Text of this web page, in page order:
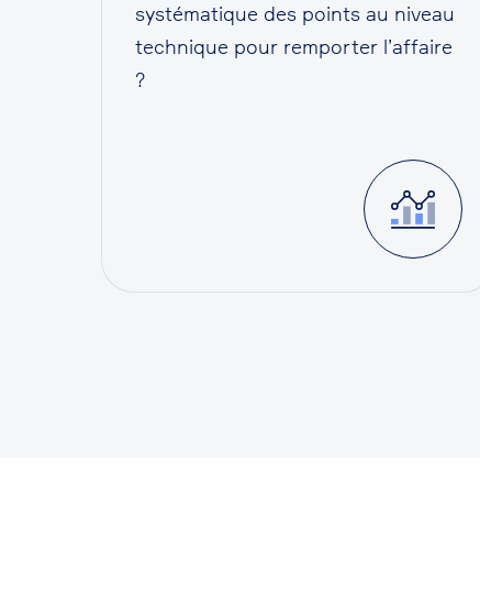
systématique des points au niveau
technique pour remporter l’affaire
?